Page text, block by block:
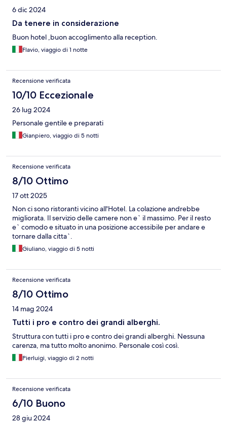
6 dic 2024
Da tenere in considerazione
Buon hotel ,buon accoglimento alla reception.
Flavio, viaggio di 1 notte
Recensione verificata
10/10 Eccezionale
26 lug 2024
Personale gentile e preparati
Gianpiero, viaggio di 5 notti
Recensione verificata
8/10 Ottimo
17 ott 2025
Non ci sono ristoranti vicino all'Hotel. La colazione andrebbe
migliorata. Il servizio delle camere non e` il massimo. Per il resto
e` comodo e situato in una posizione accessibile per andare e
tornare dalla citta`.
Giuliano, viaggio di 5 notti
Recensione verificata
8/10 Ottimo
14 mag 2024
Tutti i pro e contro dei grandi alberghi.
Struttura con tutti i pro e contro dei grandi alberghi. Nessuna
carenza, ma tutto molto anonimo. Personale così così.
Pierluigi, viaggio di 2 notti
Recensione verificata
6/10 Buono
28 giu 2024